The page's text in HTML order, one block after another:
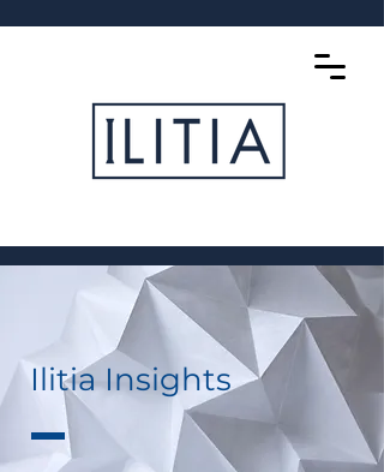
Ilitia Insights